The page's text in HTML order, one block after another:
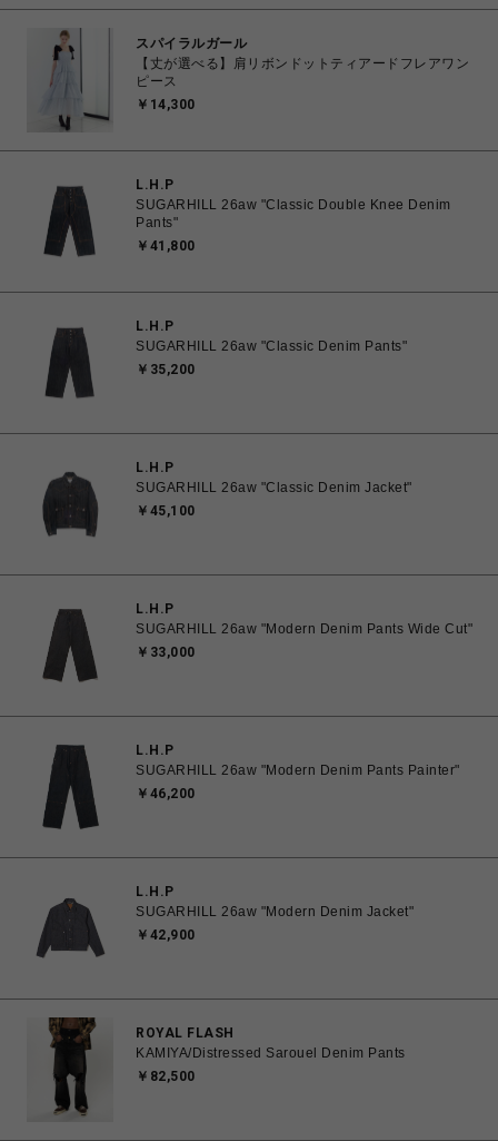
スパイラルガール
【丈が選べる】肩リボンドットティアードフレアワン
ピース
￥14,300
L.H.P
SUGARHILL 26aw "Classic Double Knee Denim
Pants"
￥41,800
L.H.P
SUGARHILL 26aw "Classic Denim Pants"
￥35,200
L.H.P
SUGARHILL 26aw "Classic Denim Jacket"
￥45,100
L.H.P
SUGARHILL 26aw "Modern Denim Pants Wide Cut"
￥33,000
L.H.P
SUGARHILL 26aw "Modern Denim Pants Painter"
￥46,200
L.H.P
SUGARHILL 26aw "Modern Denim Jacket"
￥42,900
ROYAL FLASH
KAMIYA/Distressed Sarouel Denim Pants
￥82,500